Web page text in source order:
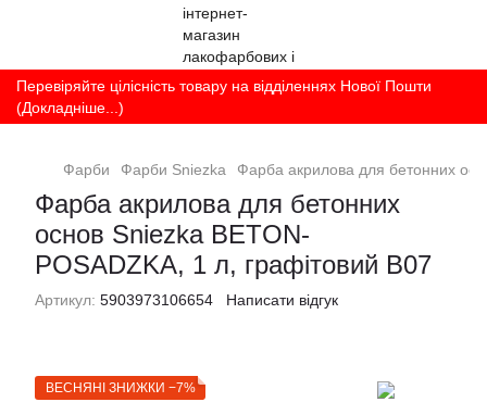
Перевіряйте цілісність товару на відділеннях Нової Пошти
(Докладніше...)
Фарби Фарби Sniezka Фарба акрилова для бетонних
Фарба акрилова для бетонних
основ Sniezka BETON-
POSADZKA, 1 л, графітовий В07
Артикул: 5903973106654 Написати відгук
ВЕСНЯНІ ЗНИЖКИ −7%